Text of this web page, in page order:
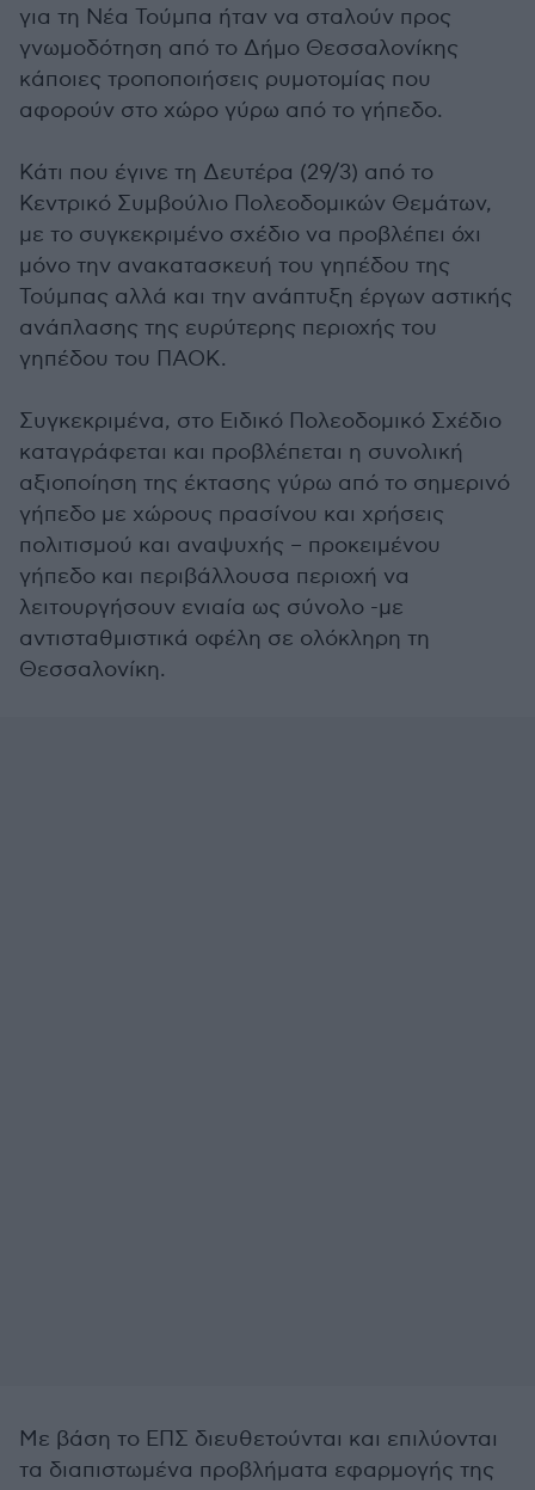
για τη Νέα Τούμπα ήταν να σταλούν προς
γνωμοδότηση από το Δήμο Θεσσαλονίκης
κάποιες τροποποιήσεις ρυμοτομίας που
αφορούν στο χώρο γύρω από το γήπεδο.
Κάτι που έγινε τη Δευτέρα (29/3) από το
Κεντρικό Συμβούλιο Πολεοδομικών Θεμάτων,
με το συγκεκριμένο σχέδιο να προβλέπει όχι
μόνο την ανακατασκευή του γηπέδου της
Τούμπας αλλά και την ανάπτυξη έργων αστικής
ανάπλασης της ευρύτερης περιοχής του
γηπέδου του ΠΑΟΚ.
Συγκεκριμένα, στο Ειδικό Πολεοδομικό Σχέδιο
καταγράφεται και προβλέπεται η συνολική
αξιοποίηση της έκτασης γύρω από το σημερινό
γήπεδο με χώρους πρασίνου και χρήσεις
πολιτισμού και αναψυχής – προκειμένου
γήπεδο και περιβάλλουσα περιοχή να
λειτουργήσουν ενιαία ως σύνολο -με
αντισταθμιστικά οφέλη σε ολόκληρη τη
Θεσσαλονίκη.
Με βάση το ΕΠΣ διευθετούνται και επιλύονται
τα διαπιστωμένα προβλήματα εφαρμογής της